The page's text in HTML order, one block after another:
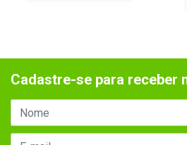
Cadastre-se para receber